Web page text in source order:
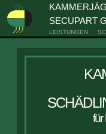
SECUPART
LEISTUNGEN